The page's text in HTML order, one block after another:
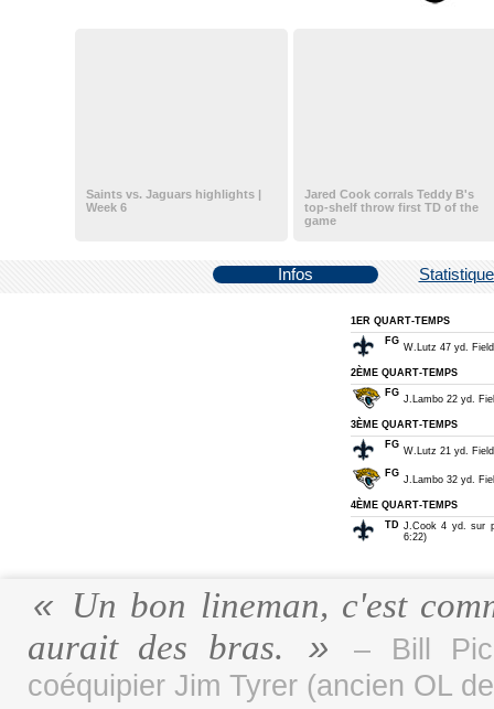
Saints vs. Jaguars highlights |
Week 6
Jared Cook corrals Teddy B's
top-shelf throw first TD of the
game
Infos
1ER QUART-TEMPS
FG
W.Lutz 47 yd.
2ÈME QUART-TEMPS
FG
J.Lambo 22 yd.
3ÈME QUART-TEMPS
FG
W.Lutz 21 yd.
FG
J.Lambo 32 yd.
4ÈME QUART-TEMPS
TD J.Cook 4 yd. sur
6:22)
Un bon lineman, c'est
aurait des bras.
– Bill
coéquipier Jim Tyrer (ancien OL